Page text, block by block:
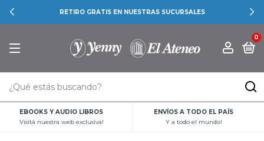
RETIRO GRATIS EN NUESTRAS SUCURSALES
0
EBOOKS Y AUDIO LIBROS
Visitá nuestra web exclusiva!
ENVÍOS A TODO EL PAÍS
Y a todo el mundo!